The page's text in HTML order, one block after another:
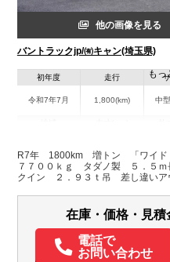
他の画像を見る
バントラックjp/㈲キャン(埼玉県)
初年度
令和7年7月
走行
1,800(km) 中
埼玉県
W:2,350
H:490
パワステ パワーウィンド
電動格納ミラー
ETC
もっ
R7年 1800km 増トン 「ワイ
７７００ｋｇ タダノ製 ５．５
クイン ２．９３ｔ吊 差し違い
報 ６速ＭＴ 警報型 上物同年
めホルダー ＨＩＤヘッドライト
在庫・価格・見積
電話で
お問い合わせ